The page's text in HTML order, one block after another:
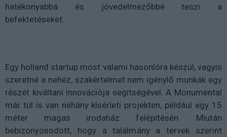
hatékonyabbá és jövedelmezőbbé teszi a
befektetéseket.
Egy holland startup most valami hasonlóra készül, vagyis
szeretné a nehéz, szakértelmet nem igénylő munkák egy
részét kiváltani innovációja segítségével. A Monumental
már túl is van néhány kísérleti projekten, például egy 15
méter magas irodaház felépítésén. Miután
bebizonyosodott, hogy a találmány a tervek szerint